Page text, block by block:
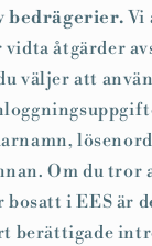
bedrägerier. Vi
åtgärder
väljer att
Om du
bosatt i EES är
berättigade